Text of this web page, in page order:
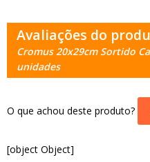
Avaliações do
Cromus 20x29cm Sortido
unidades
O que achou deste produto?
[object Object]